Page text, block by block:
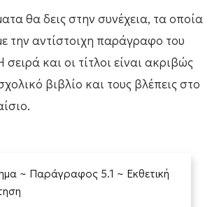
θα δεις στην συνέχεια, τα οποία
την αντίστοιχη παράγραφο του
και οι τίτλοι είναι ακριβώς
βιβλίο και τους βλέπεις στο
~ Παράγραφος 5.1 ~ Εκθετική